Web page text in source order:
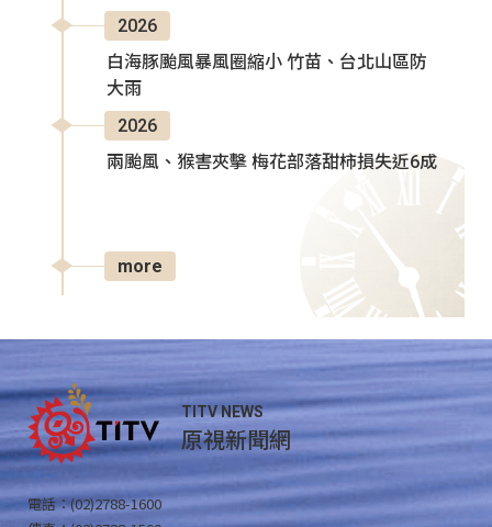
2026
白海豚颱風暴風圈縮小 竹苗、台北山區防
大雨
2026
兩颱風、猴害夾擊 梅花部落甜柿損失近6成
more
TITV NEWS
原視新聞網
電話：(02)2788-1600